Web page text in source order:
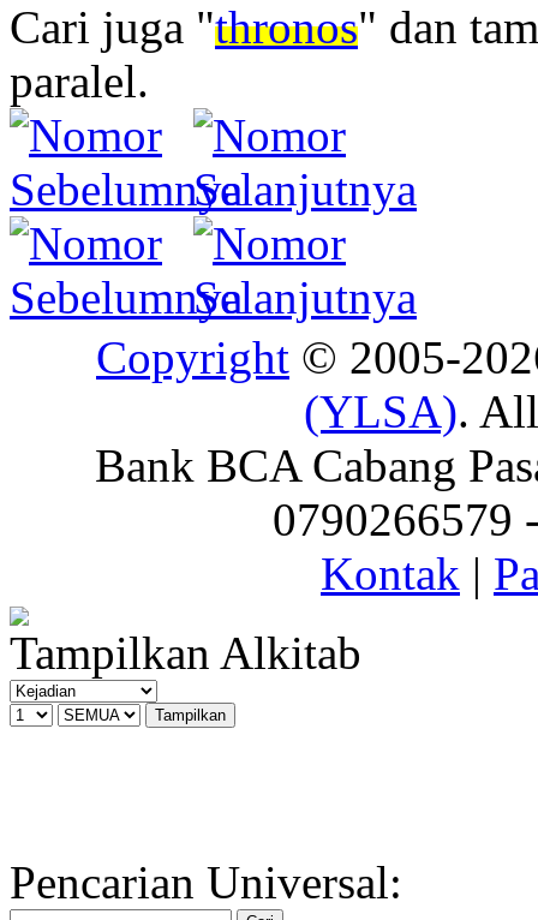
Cari juga "thronos" dan
paralel.
Copyright © 2005-
(YLSA).
Bank BCA Cabang
0790266579
Kontak |
Tampilkan Alkitab
Pencarian Universal: